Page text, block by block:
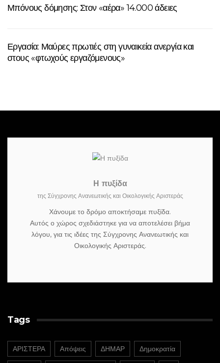
Μπόνους δόμησης: Στον «αέρα» 14.000 άδειες
Εργασία: Μαύρες πρωτιές στη γυναικεία ανεργία και
στους «φτωχούς εργαζόμενους»
Η πυξίδα
της Σύγχρονης Ανανεωτικής και Οικολογικής Αριστεράς
Χάνουμε το δρόμο αποκτήσαμε πυξίδα.
Αυτός ο χώρος σχεδιάστηκε για να αποτελέσει βήμα
λόγου, για τις ιδέες της Σύγχρονης Ανανεωτικής και
Οικολογικής Αριστεράς.
Tags
ΑΡΙΣΤΕΡΑ Απόψεις ΔΗΜΑΡ Δημοκρατία